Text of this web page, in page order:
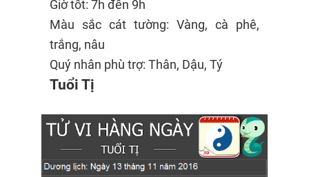
Giờ tốt: 7h đến 9h
Màu sắc cát tường: Vàng, cà phê,
trắng, nâu
Quý nhân phù trợ: Thân, Dậu, Tý
Tuổi Tị